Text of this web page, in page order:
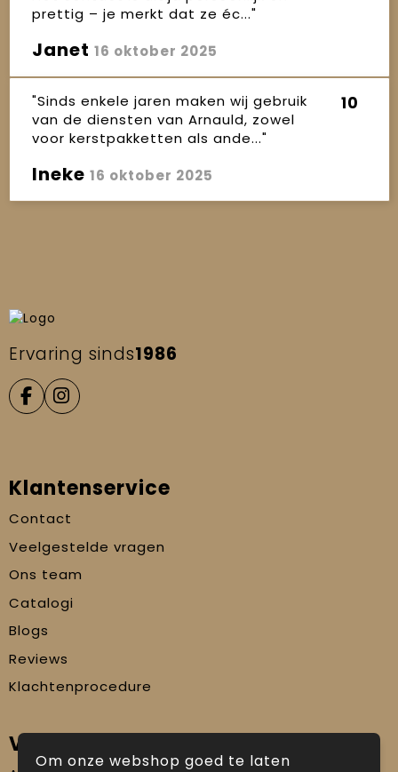
prettig – je merkt dat ze éc..."
Janet 16 oktober 2025
"Sinds enkele jaren maken wij gebruik
van de diensten van Arnauld, zowel
voor kerstpakketten als ande..."
10
Ineke 16 oktober 2025
Ervaring sinds1986
Klantenservice
Contact
Veelgestelde vragen
Ons team
Catalogi
Blogs
Reviews
Klachtenprocedure
Veilig winkelen
Om onze webshop goed te laten